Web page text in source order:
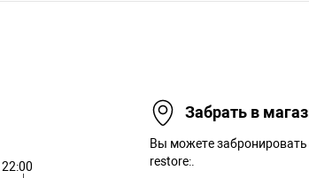
22:00
Забрать в
Вы можете
restore:.